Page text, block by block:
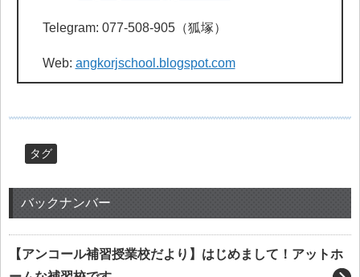
Telegram: 077-508-905（狐塚）
Web: angkorjschool.blogspot.com
タグ
バックナンバー
【アンコール補習授業校だより】はじめまして！アットホ